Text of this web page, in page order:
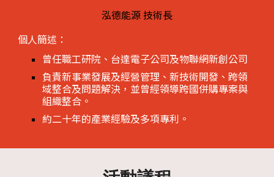
泓德能源 技術長
個人簡述：
曾任職工研院、台達電子公司及物聯網新創公司
負責新事業發展及經營管理、新技術開發、跨領
域整合及問題解決，並曾經領導跨國併購專案與
組織整合。
約二十年的產業經驗及多項專利。